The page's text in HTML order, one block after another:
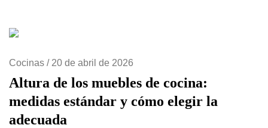
Cocinas / 20 de abril de 2026
Altura de los muebles de cocina:
medidas estándar y cómo elegir la
adecuada